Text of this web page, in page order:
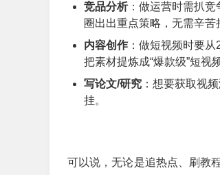
竞品分析：做运营时需扒竞
圈出出重点策略，无需辛苦
内容创作 ：做短视频时要
把素材提炼成“爆款级”短视
写论文/研究 ：想要获取视
挂。
可以说，无论是追热点、刷教